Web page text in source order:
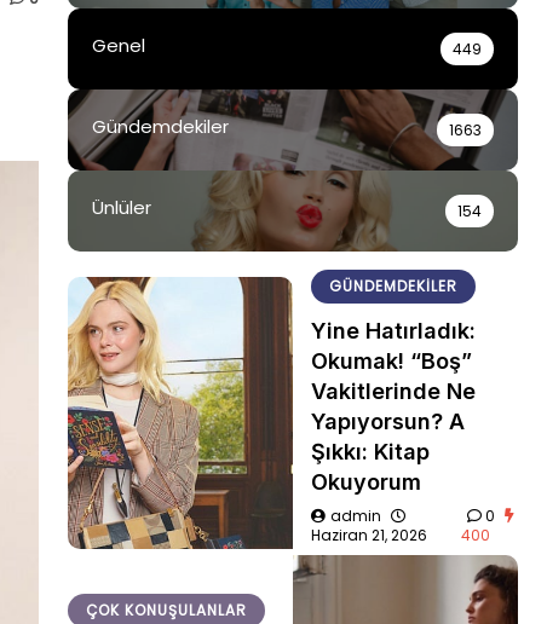
Genel 449
Gündemdekiler 1663
Ünlüler 154
GÜNDEMDEKILER
Yine Hatırladık:
Okumak! “Boş”
Vakitlerinde Ne
Yapıyorsun? A
Şıkkı: Kitap
Okuyorum
admin
Haziran 21, 2026
0
400
ÇOK KONUŞULANLAR